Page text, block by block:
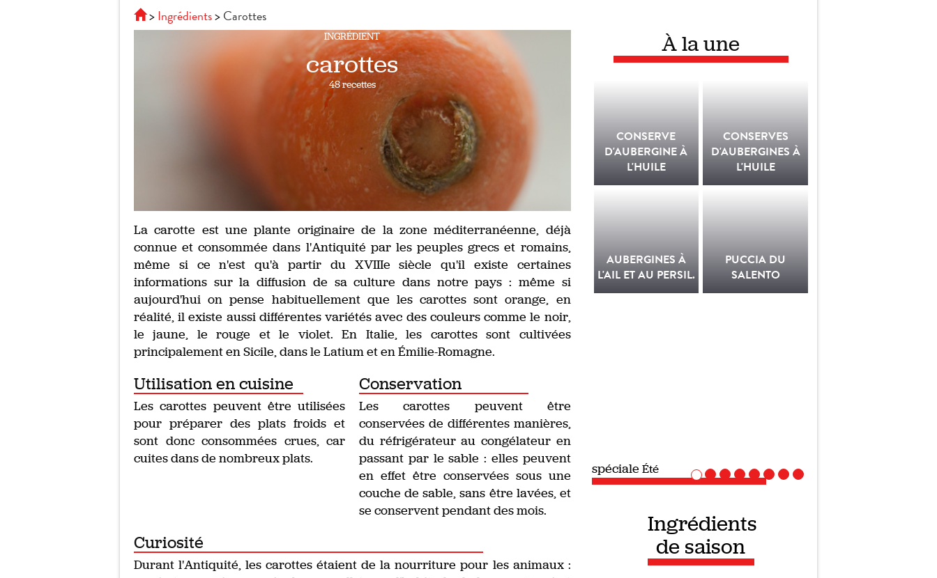
Ingrédients Carottes
INGRÉDIENT
carottes
48 recettes
La carotte est une plante originaire de la zone méditerranéenne, déjà
connue et consommée dans l'Antiquité par les peuples grecs et romains,
même si ce n'est qu'à partir du XVIIIe siècle qu'il existe certaines
informations sur la diffusion de sa culture dans notre pays : même si
aujourd'hui on pense habituellement que les carottes sont orange, en
réalité, il existe aussi différentes variétés avec des couleurs comme le noir,
le jaune, le rouge et le violet. En Italie, les carottes sont cultivées
principalement en Sicile, dans le Latium et en Émilie-Romagne.
Utilisation en cuisine
Les carottes peuvent être utilisées
pour préparer des plats froids et
sont donc consommées crues, car
cuites dans de nombreux plats.
Conservation
Les carottes peuvent être
conservées de différentes manières,
du réfrigérateur au congélateur en
passant par le sable : elles peuvent
en effet être conservées sous une
couche de sable, sans être lavées, et
se conservent pendant des mois.
Curiosité
Durant l'Antiquité, les carottes étaient de la nourriture pour les animaux :
À la une
CONSERVE
D'AUBERGINE À
L'HUILE
CONSERVES
D'AUBERGINES À
L'HUILE
AUBERGINES À
L'AIL ET AU PERSIL.
PUCCIA DU
SALENTO
spéciale Recettes vegan
Ingrédients
de saison